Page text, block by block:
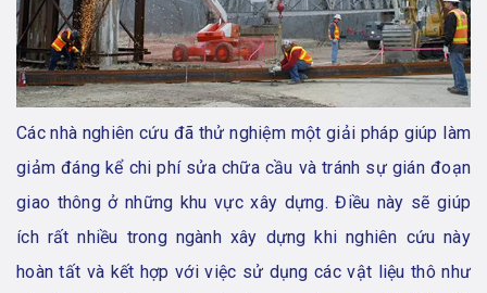
Các nhà nghiên cứu đã thử nghiệm một giải pháp giúp làm
giảm đáng kể chi phí sửa chữa cầu và tránh sự gián đoạn
giao thông ở những khu vực xây dựng. Điều này sẽ giúp
ích rất nhiều trong ngành xây dựng khi nghiên cứu này
hoàn tất và kết hợp với việc sử dụng các vật liệu thô như